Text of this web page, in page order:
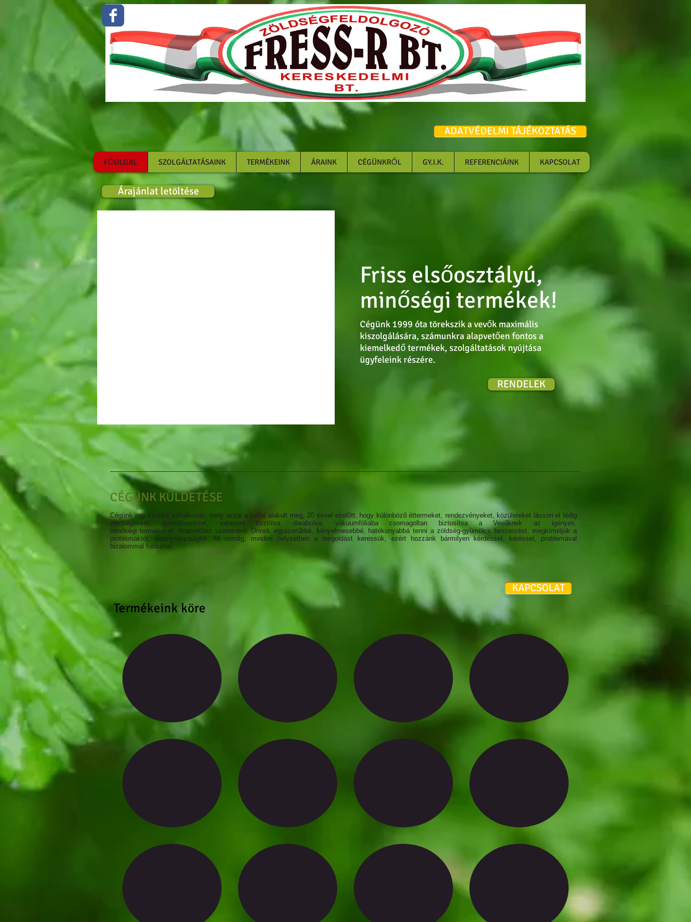
Zöldség gyümölcs feldolgozás kiszállítás
google-site-
verification=9PXRMqTl0cR8l_QiwdOLZPRyuxMSjhydF7rlnx
3SPkU
ADATVÉDELMI TÁJÉKOZTATÁS
FŐOLDAL SZOLGÁLTATÁSAINK TERMÉKEINK ÁRAINK CÉGÜNKRŐL GY.I.K. REFERENCIÁINK KAPCSOLAT
Árajánlat letöltése
Friss elsőosztályú,
minőségi termékek!
Cégünk 1999 óta törekszik a vevők maximális
kiszolgálására, számunkra alapvetően fontos a
kiemelkedő termékek, szolgáltatások nyújtása
ügyfeleink részére.
RENDELEK
CÉGÜNK KÜLDETÉSE
Cégünk egy családi vállalkozás, mely azzal a céllal alakult meg, 20 évvel ezelőtt, hogy különböző éttermeket, rendezvényeket, közületeket lásson el lédig
zöldségekkel, gyümölcsökkel, valamint tisztítva, darabolva, vákuumfóliába csomagoltan biztosítsa a Vevőknek az igényes,
minőségi termékeket. Alapvetően szeretnénk Önnek egyszerűbbé, kényelmesebbé, hatékonyabbá tenni a zöldség-gyümölcs beszerzést, megkíméljük a
problémáktól, bizonytalanságtól. Mi mindig, minden helyzetben a megoldást keressük, ezért hozzánk bármilyen kérdéssel, kéréssel, problémával
bizalommal fordulhat.
Termékeink köre
KAPCSOLAT